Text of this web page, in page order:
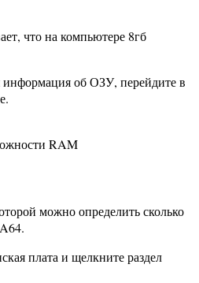
что на компьютере 8гб
об ОЗУ, перейдите в
RAM
можно определить сколько
плата и щелкните раздел